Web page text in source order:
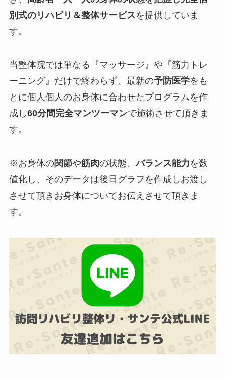
別式のリハビリ＆整体サービスを提供していま
す。
当整体院では単なる『マッサージ』や『筋力トレ
ーニング』だけで終わらず、最新の予防医学をも
とに個人個人のお身体に合わせたプログラムを作
成し60分間完全マンツーマンで施術させて頂きま
す。
※お身体の関節や筋肉の状態、バランス能力 を数
値化し、そのデータは後日グラフを作成しお渡し
させて頂きお身体についてお伝えさせて頂きま
す。